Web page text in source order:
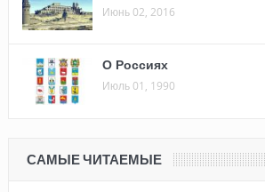
Июнь 02, 2016
О Россиях
Июль 01, 1990
САМЫЕ ЧИТАЕМЫЕ